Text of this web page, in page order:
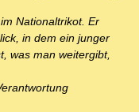
Nationaltrikot. Er
in dem ein junger
was man weitergibt,